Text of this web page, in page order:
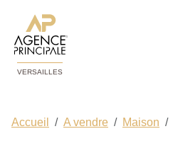
VERSAILLES
Accueil A vendre Maison